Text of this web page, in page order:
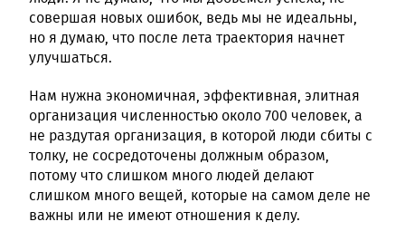
совершая новых ошибок, ведь мы не идеальны,
но я думаю, что после лета траектория начнет
улучшаться.
Нам нужна экономичная, эффективная, элитная
организация численностью около 700 человек, а
не раздутая организация, в которой люди сбиты с
толку, не сосредоточены должным образом,
потому что слишком много людей делают
слишком много вещей, которые на самом деле не
важны или не имеют отношения к делу.